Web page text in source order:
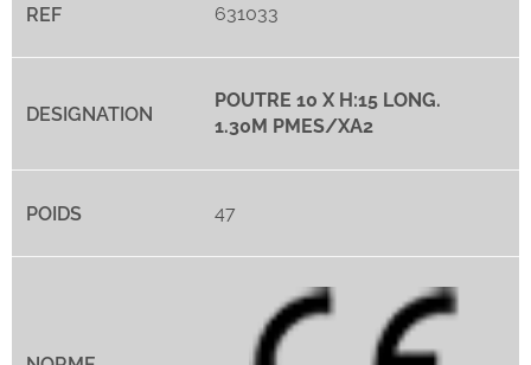
631033
POUTRE 10 X H:15 LONG.
1.30M PMES/XA2
47